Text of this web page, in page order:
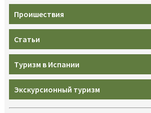
Проишествия
Статьи
Туризм в Испании
Экскурсионный туризм